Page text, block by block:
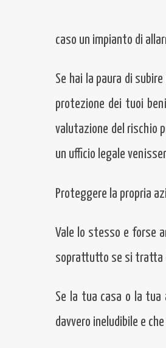
caso un impianto di
Se hai la paura di
protezione dei tuoi
valutazione del rischio
un ufficio legale
Proteggere la propria
Vale lo stesso e forse
soprattutto se si tratta
Se la tua casa o la tua
davvero ineludibile e